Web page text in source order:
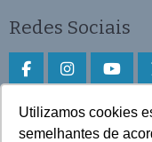
Utilizamos cookies
semelhantes de
Redes Sociais
Faça download do